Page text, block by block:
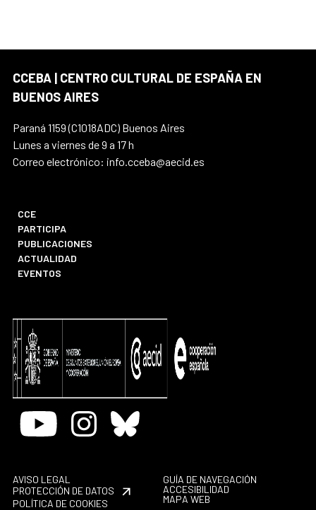
CCEBA | CENTRO CULTURAL DE ESPAÑA EN
BUENOS AIRES
Paraná 1159 (C1018ADC) Buenos Aires
Lunes a viernes de 9 a 17 h
Correo electrónico: info.cceba@aecid.es
CCE
PARTICIPA
PUBLICACIONES
ACTUALIDAD
EVENTOS
Youtube InstagramBluesky
AVISO LEGAL
PROTECCIÓN DE DATOS
POLÍTICA DE COOKIES
GUÍA DE NAVEGACIÓN
ACCESIBILIDAD
MAPA WEB